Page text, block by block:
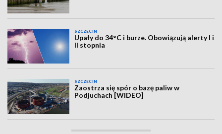
SZCZECIN
Upały do 34°C i burze. Obowiązują alerty I i
II stopnia
SZCZECIN
Zaostrza się spór o bazę paliw w
Podjuchach [WIDEO]